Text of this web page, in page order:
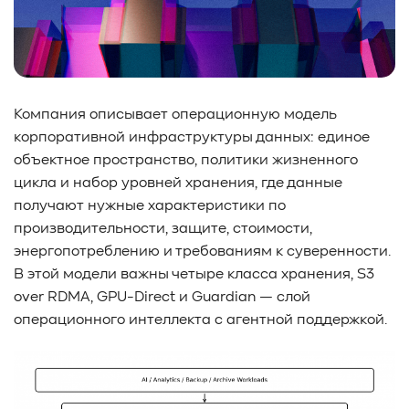
#TCP
#GDS #DIF/DIX #ZeroTrust
#AmongUs
#SensorLM
#ЗащитаДанных
#Product
#it-инфраструктура
#коммутаторы
#Codium
#DataProcessing
#StorageOffload
#серверы
#DRAM
#HBM #рынок #NVIDIA
#Inference
#KV_cache
#Long-context_LLM
#AI_datacenter
#Кибератака
#Риски
#Продукт
#система_мониторинга
#ПО
#data fabric
#architecture
#Tech Pulse
#Векторные базы данных
#AI-инфраструктура
#Enterprise AI
#VAST Data
#WEKA
#Hitachi Vantara #SES
#индустрия
#Вычислительные накопители
#Computational Storage
#ML #VDURA
#all-flash
#DASE архитектура
#HPC
Компания описывает операционную модель
корпоративной инфраструктуры данных: единое
объектное пространство, политики жизненного
цикла и набор уровней хранения, где данные
получают нужные характеристики по
производительности, защите, стоимости,
энергопотреблению и требованиям к суверенности.
В этой модели важны четыре класса хранения, S3
over RDMA, GPU-Direct и Guardian — слой
операционного интеллекта с агентной поддержкой.